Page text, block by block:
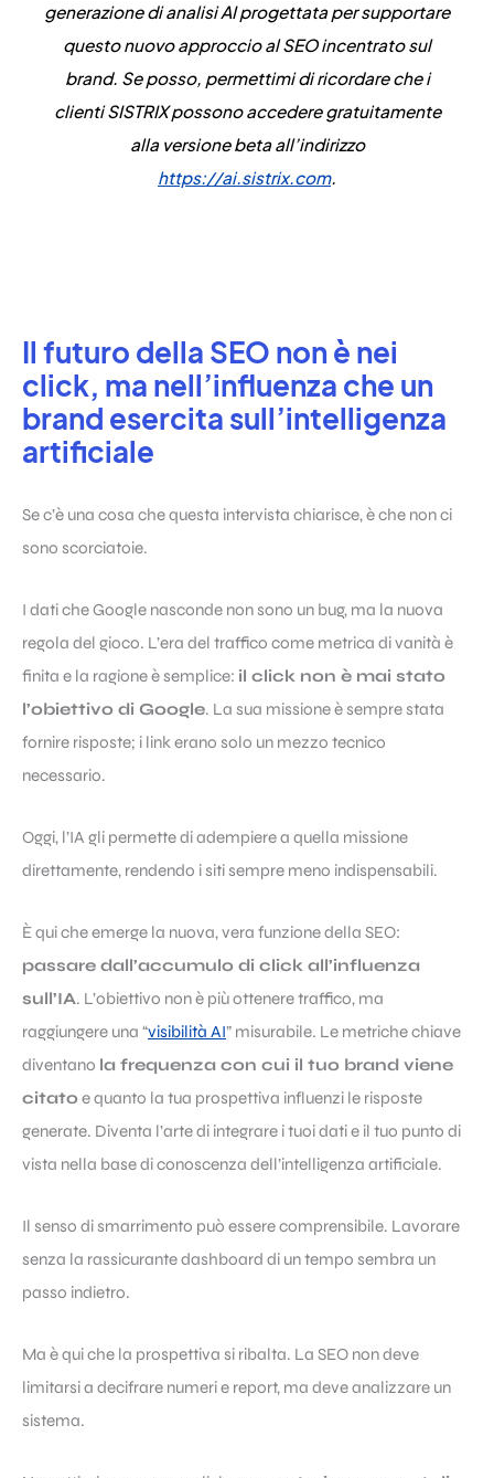
generazione di analisi AI progettata per supportare
questo nuovo approccio al SEO incentrato sul
brand. Se posso, permettimi di ricordare che i
clienti SISTRIX possono accedere gratuitamente
alla versione beta all’indirizzo
https://ai.sistrix.com.
Il futuro della SEO non è nei
click, ma nell’influenza che un
brand esercita sull’intelligenza
artificiale
Se c’è una cosa che questa intervista chiarisce, è che non ci
sono scorciatoie.
I dati che Google nasconde non sono un bug, ma la nuova
regola del gioco. L’era del traffico come metrica di vanità è
finita e la ragione è semplice: il click non è mai stato
l’obiettivo di Google. La sua missione è sempre stata
fornire risposte; i link erano solo un mezzo tecnico
necessario.
Oggi, l’IA gli permette di adempiere a quella missione
direttamente, rendendo i siti sempre meno indispensabili.
È qui che emerge la nuova, vera funzione della SEO:
passare dall’accumulo di click all’influenza
sull’IA. L’obiettivo non è più ottenere traffico, ma
raggiungere una “visibilità AI” misurabile. Le metriche chiave
diventano la frequenza con cui il tuo brand viene
citatoe quanto la tua prospettiva influenzi le risposte
generate. Diventa l’arte di integrare i tuoi dati e il tuo punto di
vista nella base di conoscenza dell’intelligenza artificiale.
Il senso di smarrimento può essere comprensibile. Lavorare
senza la rassicurante dashboard di un tempo sembra un
passo indietro.
Ma è qui che la prospettiva si ribalta. La SEO non deve
limitarsi a decifrare numeri e report, ma deve analizzare un
sistema.